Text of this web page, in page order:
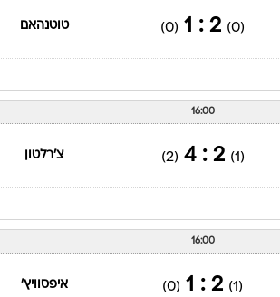
(0)
2 : 1
(0) טוטנהאם
16:00
(1)
2 : 4
(2) צ'רלטון
16:00
(1)
2 : 1
(0) איפסוויץ'